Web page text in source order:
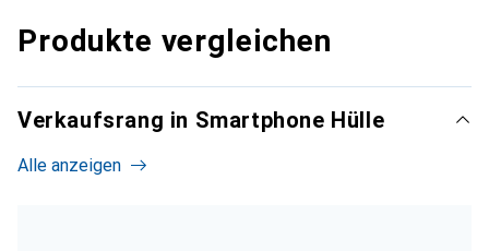
Produkte vergleichen
Verkaufsrang in Smartphone Hülle
Alle anzeigen